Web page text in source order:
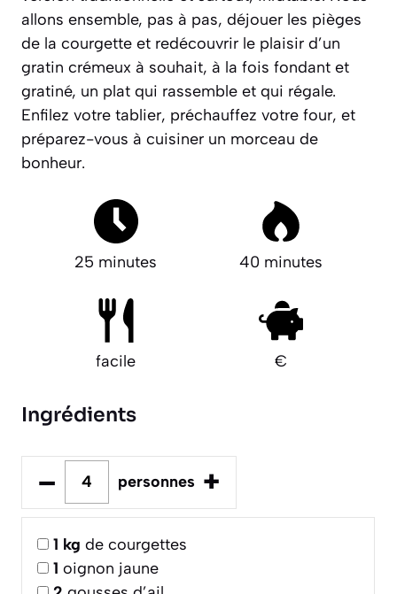
allons ensemble, pas à pas, déjouer les pièges
de la courgette et redécouvrir le plaisir d’un
gratin crémeux à souhait, à la fois fondant et
gratiné, un plat qui rassemble et qui régale.
Enfilez votre tablier, préchauffez votre four, et
préparez-vous à cuisiner un morceau de
bonheur.
25 minutes 40 minutes
facile €
Ingrédients
– personnes +
1 kg de courgettes
1 oignon jaune